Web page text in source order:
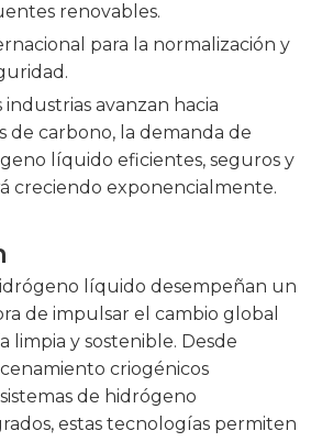
renovables.
para la normalización y
avanzan hacia
de carbono, la demanda de
líquido eficientes, seguros y
creciendo exponencialmente.
líquido desempeñan un
de impulsar el cambio global
limpia y sostenible. Desde
criogénicos
de hidrógeno
estas tecnologías permiten